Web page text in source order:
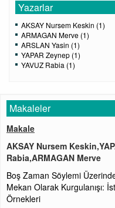
Yazarlar
AKSAY Nursem Keskin (1)
ARMAGAN Merve (1)
ARSLAN Yasin (1)
YAPAR Zeynep (1)
YAVUZ Rabia (1)
Makaleler
Makale
AKSAY Nursem
Rabia,ARMAGAN Merve
Boş Zaman Söylemi
Mekan Olarak Kurgulanışı:
Örnekleri